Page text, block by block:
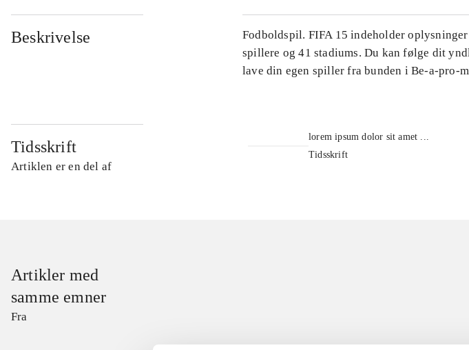
Beskrivelse
Fodboldspil. FIFA 15 indeholder
spillere og 41 stadiums. Du kan følge dit
lave din egen spiller fra bunden i Be-a-pro-
Tidsskrift
Artiklen er en del af
lorem ipsum dolor sit amet ...
Tidsskrift
Artikler med
samme emner
Fra